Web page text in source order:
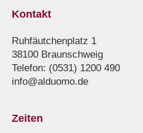
Kontakt
Ruhfäutchenplatz 1
38100 Braunschweig
Telefon: (0531) 1200 490
info@alduomo.de
Zeiten